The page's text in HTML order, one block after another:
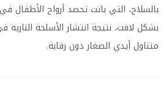
بالسلاح، التي باتت تحصد أرواح الأطفال
بشكل لافت، نتيجة انتشار الأسلحة
متناول أيدي الصغار دون رقابة.